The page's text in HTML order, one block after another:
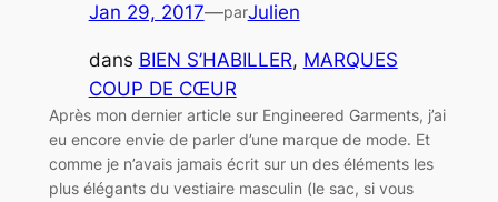
Jan 29, 2017—parJulien
dans BIEN S’HABILLER, MARQUES
COUP DE CŒUR
Après mon dernier article sur Engineered Garments, j’ai
eu encore envie de parler d’une marque de mode. Et
comme je n’avais jamais écrit sur un des éléments les
plus élégants du vestiaire masculin (le sac, si vous